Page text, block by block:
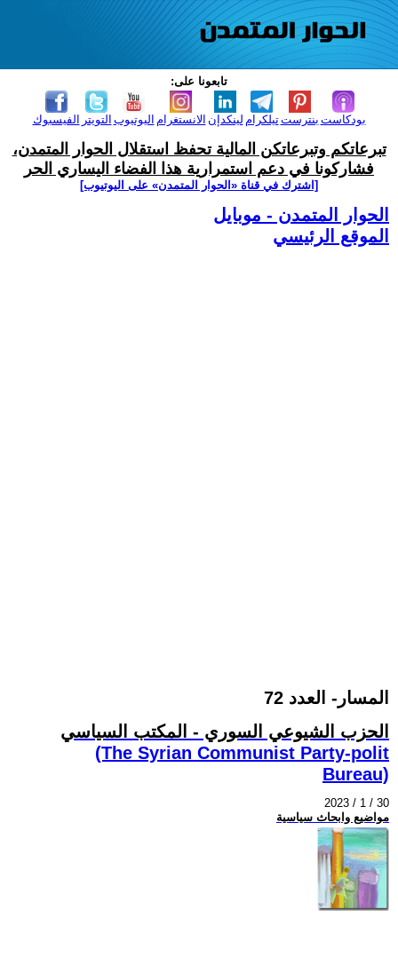
تابعونا على:
الفيسبوك التويتر اليوتيوب الانستغرام لينكدإن تيلكرامبنترست بودكاست
تبرعاتكم وتبرعاتكن المالية تحفظ استقلال الحوار المتمدن،
فشاركونا في دعم استمرارية هذا الفضاء اليساري الحر
[اشترك في قناة ‫«الحوار المتمدن» على اليوتيوب]
الحوار المتمدن - موبايل
الموقع الرئيسي
المسار- العدد 72
الحزب الشيوعي السوري - المكتب السياسي
(The Syrian Communist Party-polit
Bureau)
2023 / 1 / 30
مواضيع وابحاث سياسية